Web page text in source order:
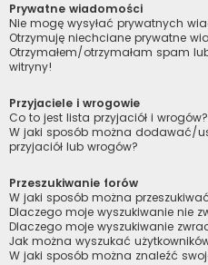
Prywatne wiadomości
Nie mogę wysyłać prywatnych
Otrzymuję niechciane prywatne
Otrzymałem/otrzymałam spam
witryny!
Przyjaciele i wrogowie
Co to jest lista przyjaciół i wrogów?
W jaki sposób można dodawać/
przyjaciół lub wrogów?
Przeszukiwanie forów
W jaki sposób można
Dlaczego moje wyszukiwanie nie
Dlaczego moje wyszukiwanie
Jak można wyszukać
W jaki sposób można znaleźć